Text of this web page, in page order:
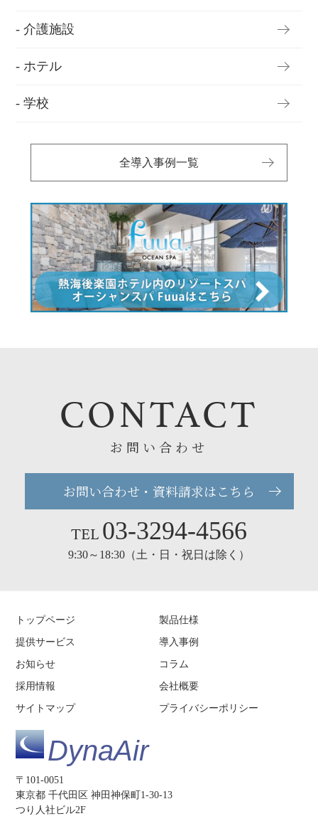
- 介護施設
- ホテル
- 学校
全導入事例一覧
CONTACT
お問い合わせ
お問い合わせ・資料請求はこちら
TEL03-3294-4566
9:30～18:30（土・日・祝日は除く）
DynaAir
〒101-0051
東京都 千代田区 神田神保町1-30-13
つり人社ビル2F
トップページ
製品仕様
提供サービス
導入事例
お知らせ
コラム
採用情報
会社概要
サイトマップ
プライバシーポリシー